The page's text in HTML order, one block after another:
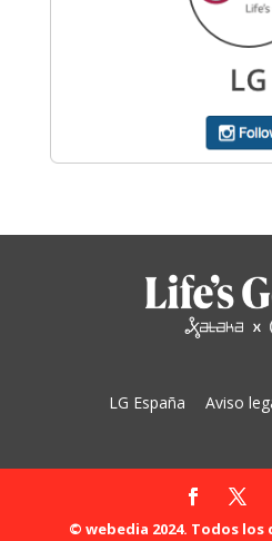
LG España Aviso
© webedia 2024. Todos